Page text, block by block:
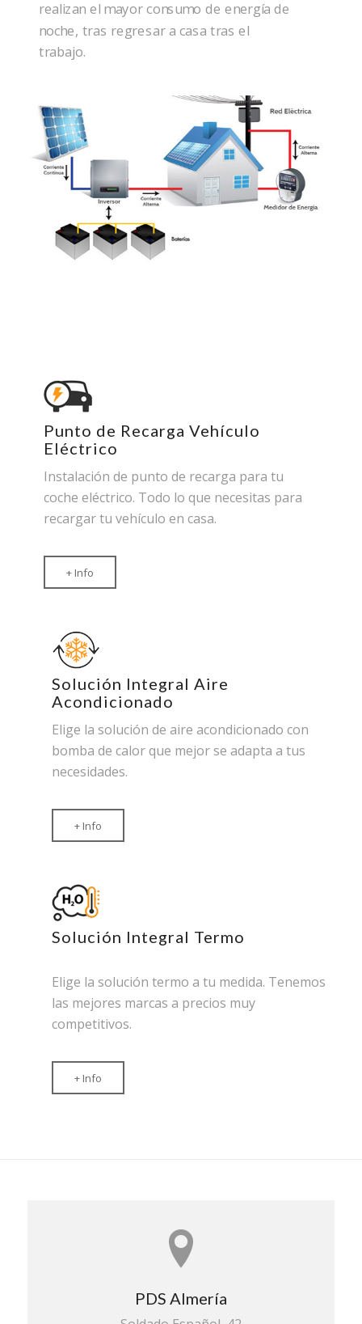
realizan el mayor consumo de energía de
noche, tras regresar a casa tras el
trabajo.
Punto de Recarga Vehículo
Eléctrico
Instalación de punto de recarga para tu
coche eléctrico. Todo lo que necesitas para
recargar tu vehículo en casa.
+ Info
Solución Integral Aire
Acondicionado
Elige la solución de aire acondicionado con
bomba de calor que mejor se adapta a tus
necesidades.
+ Info
Solución Integral Termo
Elige la solución termo a tu medida. Tenemos
las mejores marcas a precios muy
competitivos.
+ Info
PDS Almería